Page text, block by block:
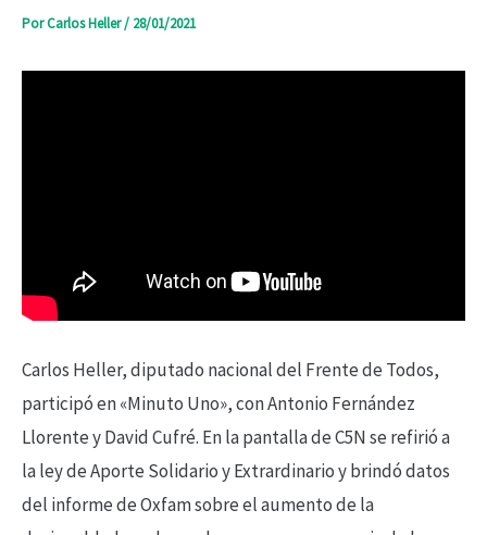
PorCarlos Heller/ 28/01/2021
Carlos Heller, diputado nacional del Frente de Todos,
participó en «Minuto Uno», con Antonio Fernández
Llorente y David Cufré. Enla pantalla de C5N se refirió a
la ley de Aporte Solidario y Extrardinario y brindó datos
del informe de Oxfam sobre el aumento de la